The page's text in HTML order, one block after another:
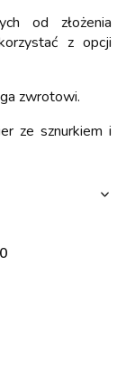
od złożenia
z opcji
zwrotowi.
ze sznurkiem i